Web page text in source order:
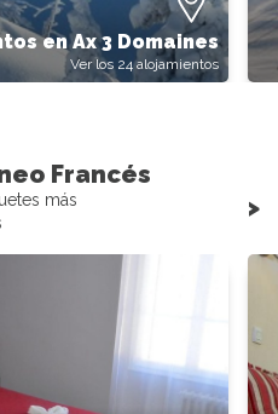
en Ax 3 Domaines
Ver los 24 alojamientos
Francés
más
>